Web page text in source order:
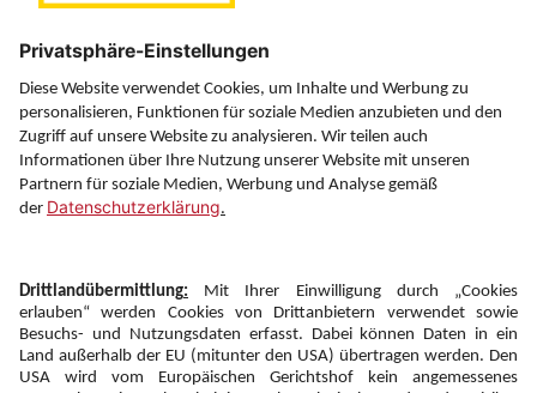
Über uns
Service
Information
Folgen Sie uns auf
Newsletter: